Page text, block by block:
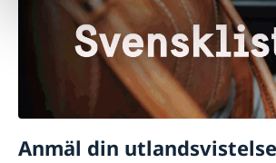
Anmäl din utlandsvistelse